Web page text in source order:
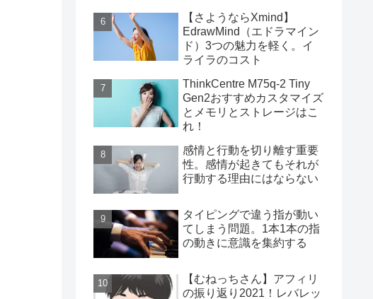
【さようならXmind】
EdrawMind（エドラマイン
ド）3つの魅力を軽く。イ
ライラのコスト
ThinkCentre M75q-2 Tiny
Gen2おすすめカスタマイズ
とメモリとストレージはこ
れ！
感情と行動を切り離す重要
性。感情が起きてもそれが
行動する理由にはならない
タイピングで違う指が動い
てしまう問題。1本1本の指
の動きに意識を集約する
【むねっちさん】アフィリ
の振り返り2021！レバレッ